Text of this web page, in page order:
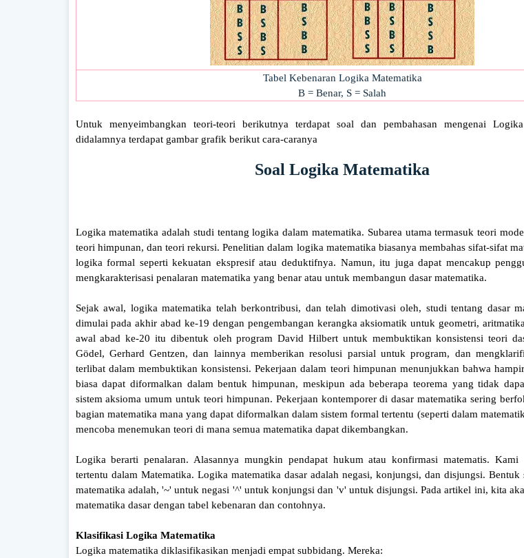
Tabel Kebenaran Logika Matematika
B = Benar, S = Salah
Untuk menyeimbangkan teori-teori berikutnya terdapat soal dan pembahasan mengenai
didalamnya terdapat gambar grafik berikut cara-caranya
Soal Logika Matematika
Logika matematika adalah studi tentang logika dalam matematika. Subarea utama termasuk teori
teori himpunan, dan teori rekursi. Penelitian dalam logika matematika biasanya membahas sifat-sifat
logika formal seperti kekuatan ekspresif atau deduktifnya. Namun, itu juga dapat mencakup
mengkarakterisasi penalaran matematika yang benar atau untuk membangun dasar matematika.
Sejak awal, logika matematika telah berkontribusi, dan telah dimotivasi oleh, studi tentang dasar
dimulai pada akhir abad ke-19 dengan pengembangan kerangka aksiomatik untuk geometri,
awal abad ke-20 itu dibentuk oleh program David Hilbert untuk membuktikan konsistensi teori
Gödel, Gerhard Gentzen, dan lainnya memberikan resolusi parsial untuk program, dan
terlibat dalam membuktikan konsistensi. Pekerjaan dalam teori himpunan menunjukkan bahwa
biasa dapat diformalkan dalam bentuk himpunan, meskipun ada beberapa teorema yang tidak
sistem aksioma umum untuk teori himpunan. Pekerjaan kontemporer di dasar matematika sering
bagian matematika mana yang dapat diformalkan dalam sistem formal tertentu (seperti dalam
mencoba menemukan teori di mana semua matematika dapat dikembangkan.
Logika berarti penalaran. Alasannya mungkin pendapat hukum atau konfirmasi matematis. Kami
tertentu dalam Matematika. Logika matematika dasar adalah negasi, konjungsi, dan disjungsi.
matematika adalah, '~' untuk negasi '^' untuk konjungsi dan 'v' untuk disjungsi. Pada artikel ini, kita
matematika dasar dengan tabel kebenaran dan contohnya.
Klasifikasi Logika Matematika
Logika matematika diklasifikasikan menjadi empat subbidang. Mereka: